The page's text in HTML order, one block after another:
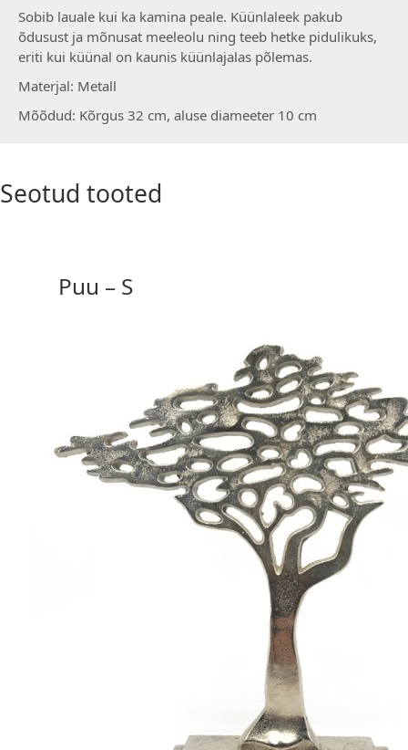
Sobib lauale kui ka kamina peale. Küünlaleek pakub
õdusust ja mõnusat meeleolu ning teeb hetke pidulikuks,
eriti kui küünal on kaunis küünlajalas põlemas.
Materjal: Metall
Mõõdud: Kõrgus 32 cm, aluse diameeter 10 cm
Seotud tooted
Puu – S